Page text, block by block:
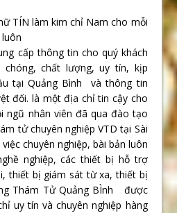
TÍN làm kim chỉ Nam cho mỗi
cấp thông tin cho quý khách
chóng, chất lượng, uy tín, kịp
tại Quảng Bình và thông tin
đối. là một địa chỉ tin cậy cho
ngũ nhân viên đã qua đào tạo
tử chuyên nghiệp VTD tại Sài
chuyên nghiệp, bài bản luôn
nghiệp, các thiết bị hỗ trợ
thiết bị giám sát từ xa, thiết bị
Thám Tử Quảng BÌnh được
uy tín và chuyên nghiệp hàng